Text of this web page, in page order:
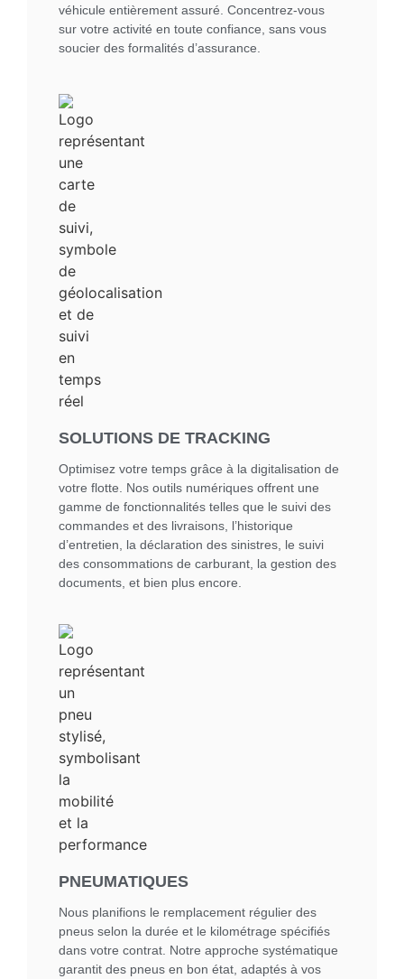
véhicule entièrement assuré. Concentrez-vous
sur votre activité en toute confiance, sans vous
soucier des formalités d’assurance.
SOLUTIONS DE TRACKING
Optimisez votre temps grâce à la digitalisation de
votre flotte. Nos outils numériques offrent une
gamme de fonctionnalités telles que le suivi des
commandes et des livraisons, l’historique
d’entretien, la déclaration des sinistres, le suivi
des consommations de carburant, la gestion des
documents, et bien plus encore.
PNEUMATIQUES
Nous planifions le remplacement régulier des
pneus selon la durée et le kilométrage spécifiés
dans votre contrat. Notre approche systématique
garantit des pneus en bon état, adaptés à vos